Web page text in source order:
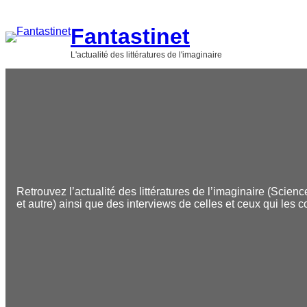
contenu
Fantastinet
L'actualité des littératures de l'imaginaire
Retrouvez l’actualité des littératures de l’imaginaire
et autre) ainsi que des interviews de celles et ceux qui les